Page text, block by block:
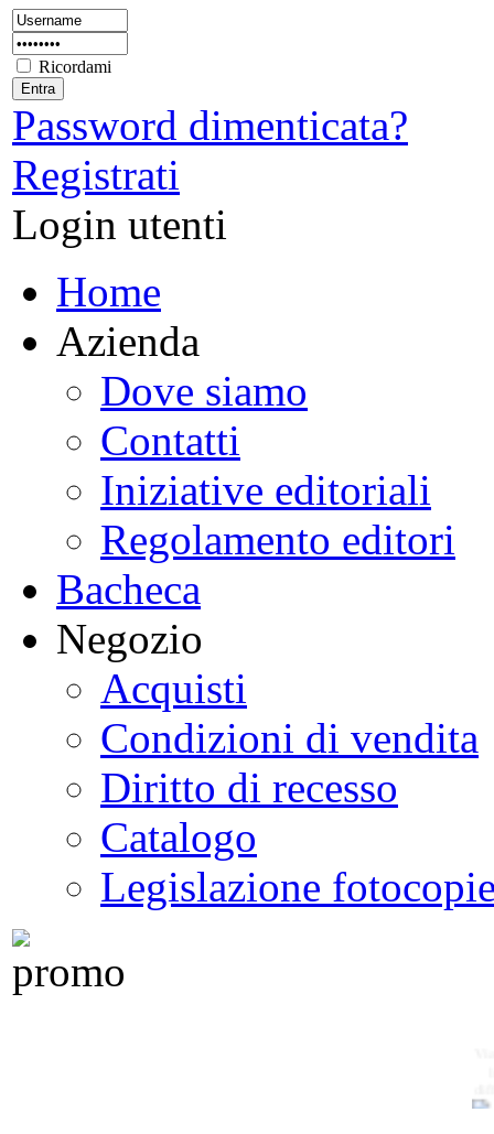
Ricordami
Password dimenticata?
Registrati
Login utenti
Home
Azienda
Dove siamo
Contatti
Iniziative editoriali
Regolamento editori
Bacheca
Negozio
Acquisti
Condizioni di vendita
Diritto di recesso
Catalogo
Legislazione